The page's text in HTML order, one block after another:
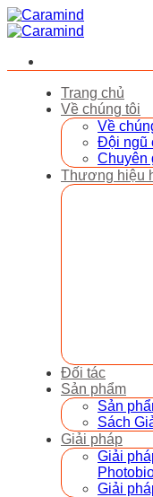
Bỏ
qua
dung
Trang chủ
Về chúng tôi
Về
Đội ngũ
Chuyên
Thương hiệu
Đối tác
Sản phẩm
Sản
Sách
Giải pháp
Giải
Giải